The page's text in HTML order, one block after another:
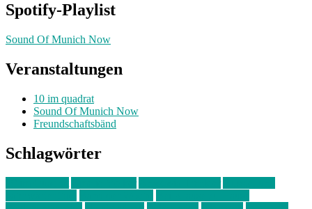
Spotify-Playlist
Sound Of Munich Now
Veranstaltungen
10 im quadrat
Sound Of Munich Now
Freundschaftsbänd
Schlagwörter